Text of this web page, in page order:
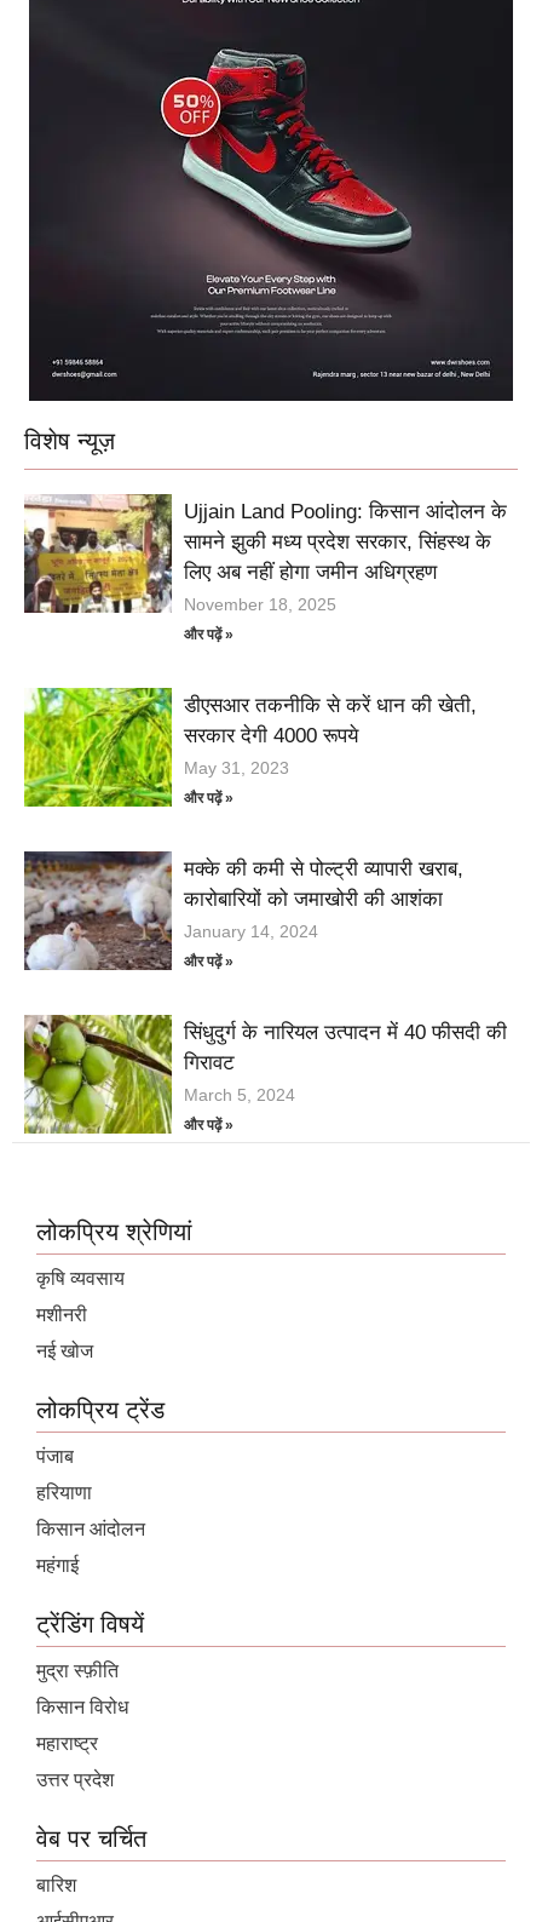
विशेष न्यूज़
Ujjain Land Pooling: किसान आंदोलन के
सामने झुकी मध्य प्रदेश सरकार, सिंहस्थ के
लिए अब नहीं होगा जमीन अधिग्रहण
November 18, 2025
और पढ़ें »
डीएसआर तकनीकि से करें धान की खेती,
सरकार देगी 4000 रूपये
May 31, 2023
और पढ़ें »
मक्के की कमी से पोल्ट्री व्यापारी खराब,
कारोबारियों को जमाखोरी की आशंका
January 14, 2024
और पढ़ें »
सिंधुदुर्ग के नारियल उत्पादन में 40 फीसदी की
गिरावट
March 5, 2024
और पढ़ें »
लोकप्रिय श्रेणियां
कृषि व्यवसाय
मशीनरी
नई खोज
लोकप्रिय ट्रेंड
पंजाब
हरियाणा
किसान आंदोलन
महंगाई
ट्रेंडिंग विषयें
मुद्रा स्फ़ीति
किसान विरोध
महाराष्ट्र
उत्तर प्रदेश
वेब पर चर्चित
बारिश